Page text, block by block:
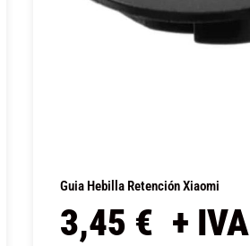
Guia Hebilla Retención Xiaomi
3,45 € + IVA